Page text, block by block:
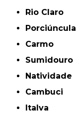
Rio Claro
Porciúncula
Carmo
Sumidouro
Natividade
Cambuci
Italva